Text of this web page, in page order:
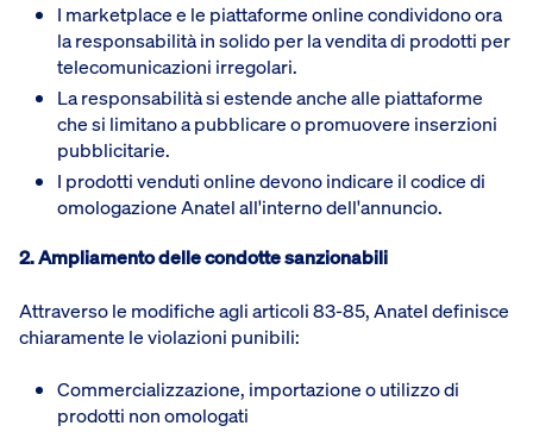
I marketplace e le piattaforme online condividono ora
la responsabilità in solido per la vendita di prodotti per
telecomunicazioni irregolari.
La responsabilità si estende anche alle piattaforme
che si limitano a pubblicare o promuovere inserzioni
pubblicitarie.
I prodotti venduti online devono indicare il codice di
omologazione Anatel all'interno dell'annuncio.
2. Ampliamento delle condotte sanzionabili
Attraverso le modifiche agli articoli 83-85, Anatel definisce
chiaramente le violazioni punibili:
Commercializzazione, importazione o utilizzo di
prodotti non omologati